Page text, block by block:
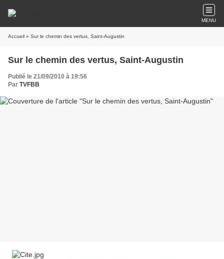
MENU
Accueil » Sur le chemin des vertus, Saint-Augustin
Sur le chemin des vertus, Saint-Augustin
Publié le 21/09/2010 à 19:56
Par TVFBB